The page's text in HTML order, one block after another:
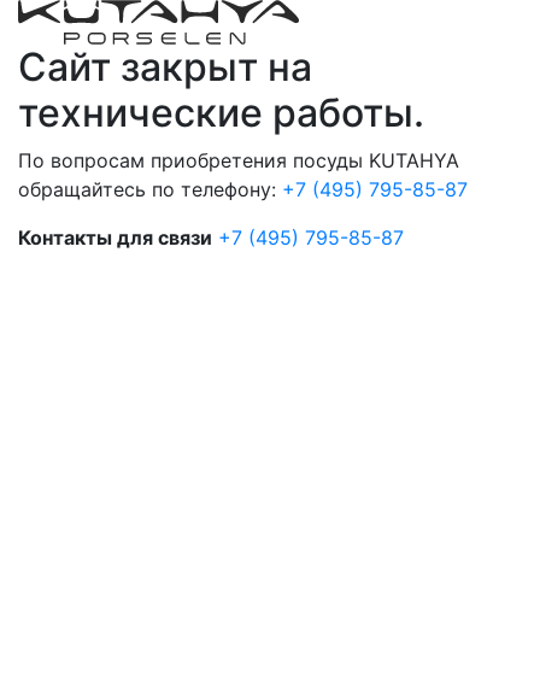
Сайт закрыт на
технические работы.
По вопросам приобретения посуды KUTAHYA
обращайтесь по телефону: +7 (495) 795-85-87
Контакты для связи +7 (495) 795-85-87